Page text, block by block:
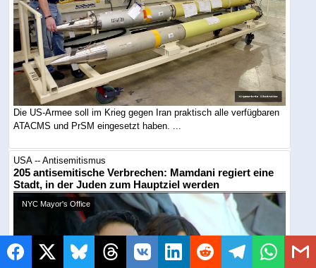
Die US-Armee soll im Krieg gegen Iran praktisch alle verfügbaren
ATACMS und PrSM eingesetzt haben. ...
USA -- Antisemitismus
205 antisemitische Verbrechen: Mamdani regiert eine
Stadt, in der Juden zum Hauptziel werden
NYC Mayor's Office